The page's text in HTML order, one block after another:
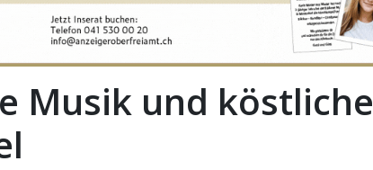
Musik und köstliche